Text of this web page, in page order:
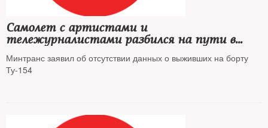
Самолет с артистами и
тележурналистами разбился на пути в
Сирию
Минтранс заявил об отсутствии данных о выживших на борту
Ту-154